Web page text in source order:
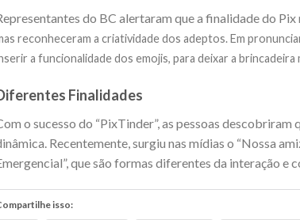
do BC alertaram que a finalidade do Pix
reconheceram a criatividade dos adeptos. Em
a funcionalidade dos emojis, para deixar a
Finalidades
o sucesso do “PixTinder”, as pessoas
Recentemente, surgiu nas mídias o “Nossa
que são formas diferentes da interação e
isso: